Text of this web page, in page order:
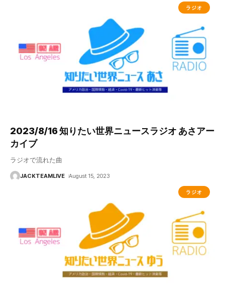
ラジオ
2023/8/16 知りたい世界ニュースラジオ あさアー
カイブ
ラジオで流れた曲
JACKTEAMLIVE August 15, 2023
ラジオ